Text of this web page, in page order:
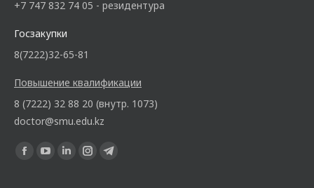
+7 747 832 74 05 - резидентура
Госзакупки
8(7222)32-65-81
Повышение квалификации
8 (7222) 32 88 20 (внутр. 1073)
doctor@smu.edu.kz
Ищите нас: